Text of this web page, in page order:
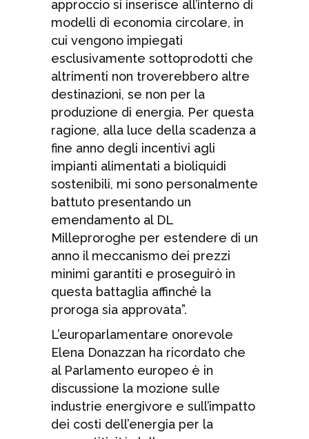
approccio si inserisce all’interno di
modelli di economia circolare, in
cui vengono impiegati
esclusivamente sottoprodotti che
altrimenti non troverebbero altre
destinazioni, se non per la
produzione di energia. Per questa
ragione, alla luce della scadenza a
fine anno degli incentivi agli
impianti alimentati a bioliquidi
sostenibili, mi sono personalmente
battuto presentando un
emendamento al DL
Milleproroghe per estendere di un
anno il meccanismo dei prezzi
minimi garantiti e proseguirò in
questa battaglia affinché la
proroga sia approvata”.
L’europarlamentare onorevole
Elena Donazzan ha ricordato che
al Parlamento europeo è in
discussione la mozione sulle
industrie energivore e sull’impatto
dei costi dell’energia per la